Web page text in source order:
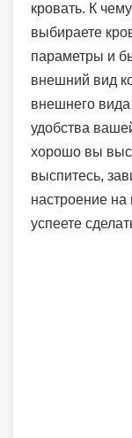
кровать. К
выбираете
параметры и
внешний вид
внешнего
удобства
хорошо вы
выспитесь,
настроение на
успеете